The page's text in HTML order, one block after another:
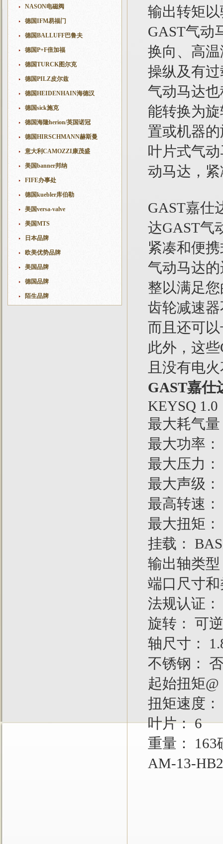
NASON电磁阀
德国IFM易福门
德国BALLUFF巴鲁夫
德国P+F倍加福
德国TURCK图尔克
德国PILZ皮尔兹
德国HEIDENHAIN海德汉
德国sick施克
德国海隆herion/英国诺冠
德国HIRSCHMANN赫斯曼
意大利CAMOZZI康茂盛
美国banner邦纳
FIFE办事处
德国kuebler库伯勒
美国versa-valve
美国MTS
日本品牌
欧美优势品牌
美国品牌
德国品牌
陌生品牌
输出转矩
GAST气动
换向、高
操纵及有
气动马达
能转换为
置或机器
叶片式气
动马达，
GAST嘉仕
达GAST气
紧凑和便
气动马达
整以满足
齿轮减速
而且还可
此外，这
且没有电
GAST嘉仕
KEYSQ 1.0
最大耗气量
最大功率：
最大压力：
最大声级
最高转速：
最大扭矩：
挂载：
输出轴类
端口尺寸和
法规认证
旋转： 可逆
轴尺寸：
不锈钢： 否
起始扭矩@
扭矩速度：
叶片： 6
重量： 163
AM-13-